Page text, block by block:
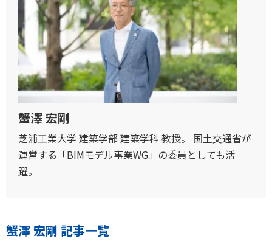
蟹澤 宏剛
芝浦工業大学 建築学部 建築学科 教授。 国土交通省が
運営する「BIMモデル事業WG」の委員としても活
躍。
蟹澤 宏剛 記事一覧